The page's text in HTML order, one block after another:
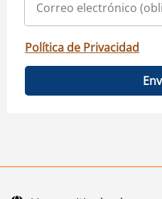
Política de Privacidad